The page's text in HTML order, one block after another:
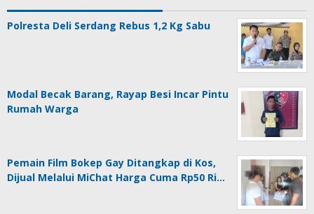
Polresta Deli Serdang Rebus 1,2 Kg Sabu
Modal Becak Barang, Rayap Besi Incar Pintu
Rumah Warga
Pemain Film Bokep Gay Ditangkap di Kos,
Dijual Melalui MiChat Harga Cuma Rp50 Ri…